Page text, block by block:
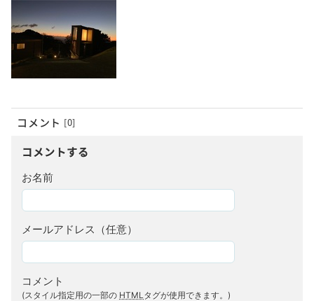
コメント [0]
コメントする
お名前
メールアドレス（任意）
コメント
(スタイル指定用の一部の HTMLタグが使用できます。)